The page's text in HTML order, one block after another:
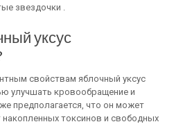
звездочки .
уксус
свойствам яблочный уксус
улучшать кровообращение и
предполагается, что он может
токсинов и свободных